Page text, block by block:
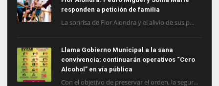
responden a petición de familia
La sonrisa de Flor Alondra y el alivio de sus p...
Llama Gobierno Municipal a la sana
convivencia: continuarán operativos “Cero
Alcohol” en vía pública
Con el objetivo de preservar el orden, la segur...